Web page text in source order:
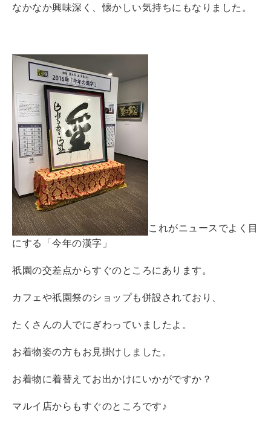
なかなか興味深く、懐かしい気持ちにもなりました。
これがニュースでよく目
にする「今年の漢字」
祇園の交差点からすぐのところにあります。
カフェや祇園祭のショップも併設されており、
たくさんの人でにぎわっていましたよ。
お着物姿の方もお見掛けしました。
お着物に着替えてお出かけにいかがですか？
マルイ店からもすぐのところです♪